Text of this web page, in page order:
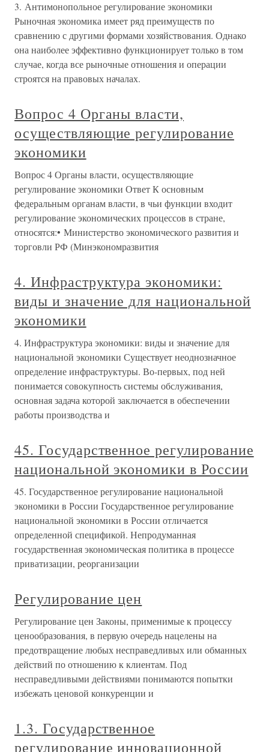
3. Антимонопольное регулирование экономики
Рыночная экономика имеет ряд преимуществ по
сравнению с другими формами хозяйствования. Однако
она наиболее эффективно функционирует только в том
случае, когда все рыночные отношения и операции
строятся на правовых началах.
Вопрос 4 Органы власти,
осуществляющие регулирование
экономики
Вопрос 4 Органы власти, осуществляющие
регулирование экономики Ответ К основным
федеральным органам власти, в чьи функции входит
регулирование экономических процессов в стране,
относятся:• Министерство экономического развития и
торговли РФ (Минэкономразвития
4. Инфраструктура экономики:
виды и значение для национальной
экономики
4. Инфраструктура экономики: виды и значение для
национальной экономики Существует неоднозначное
определение инфраструктуры. Во-первых, под ней
понимается совокупность системы обслуживания,
основная задача которой заключается в обеспечении
работы производства и
45. Государственное регулирование
национальной экономики в России
45. Государственное регулирование национальной
экономики в России Государственное регулирование
национальной экономики в России отличается
определенной спецификой. Непродуманная
государственная экономическая политика в процессе
приватизации, реорганизации
Регулирование цен
Регулирование цен Законы, применимые к процессу
ценообразования, в первую очередь нацелены на
предотвращение любых несправедливых или обманных
действий по отношению к клиентам. Под
несправедливыми действиями понимаются попытки
избежать ценовой конкуренции и
1.3. Государственное
регулирование инновационной